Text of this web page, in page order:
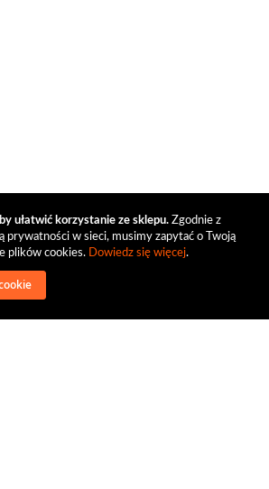
ułatwić korzystanie ze sklepu. Zgodnie z
prywatności w sieci, musimy zapytać o Twoją
plików cookies. Dowiedz się więcej.